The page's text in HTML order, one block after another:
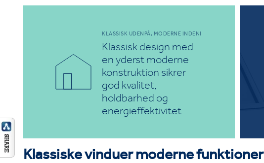
KLASSISK UDENPÅ, MODERNE INDENI
Klassisk design med
en yderst moderne
konstruktion sikrer
god kvalitet,
holdbarhed og
energieffektivitet.
Klassiske vinduer moderne funktioner